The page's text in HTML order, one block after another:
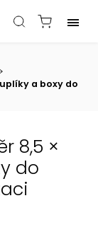
a boxy do
8,5 ×
do